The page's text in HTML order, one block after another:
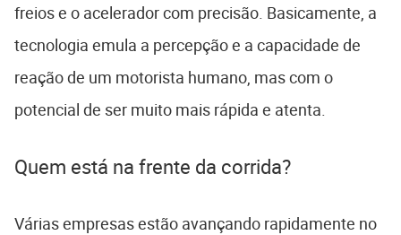
freios e o acelerador com precisão. Basicamente, a
tecnologia emula a percepção e a capacidade de
reação de um motorista humano, mas com o
potencial de ser muito mais rápida e atenta.
Quem está na frente da corrida?
Várias empresas estão avançando rapidamente no